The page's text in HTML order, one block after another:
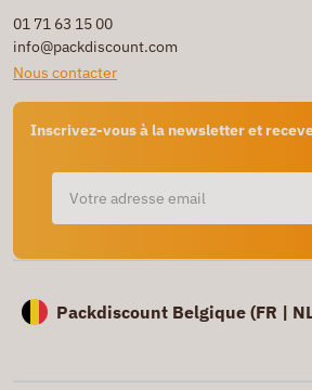
01 71 63 15 00
info@packdiscount.com
Nous contacter
Inscrivez-vous à la newsletter et
Packdiscount Belgique (FR |